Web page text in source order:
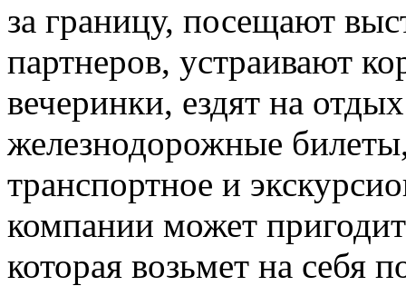
за границу, посещают
партнеров, устраивают
вечеринки, ездят на
железнодорожные
транспортное и
компании может
которая возьмет на себя